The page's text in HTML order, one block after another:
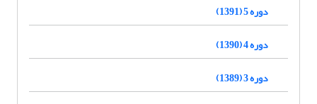
دوره 5 (1391)
دوره 4 (1390)
دوره 3 (1389)